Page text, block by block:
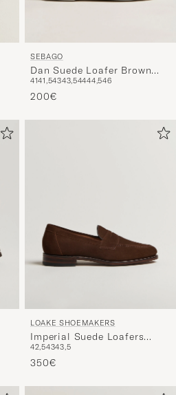
SEBAGO
Dan Suede Loafer Brown
Taupe
4141,54343,54444,546
200€
LOAKE SHOEMAKERS
Imperial Suede Loafers
Brown
42,54343,5
350€